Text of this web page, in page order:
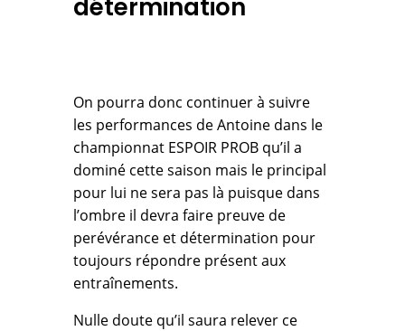
détermination
On pourra donc continuer à suivre
les performances de Antoine dans le
championnat ESPOIR PROB qu’il a
dominé cette saison mais le principal
pour lui ne sera pas là puisque dans
l’ombre il devra faire preuve de
perévérance et détermination pour
toujours répondre présent aux
entraînements.
Nulle doute qu’il saura relever ce